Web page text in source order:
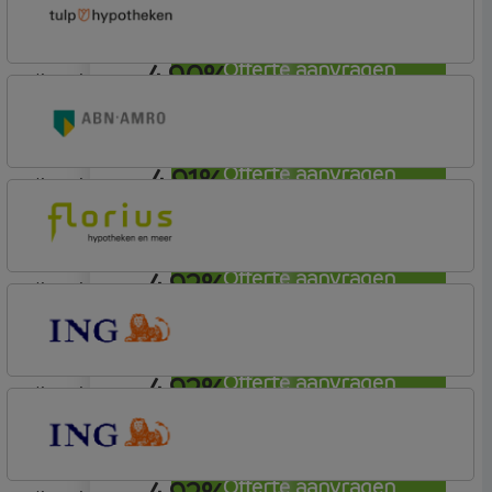
Offerte aanvragen
4,90%
Offerte aanvragen
Tulp Riant Hypotheek
lineair
4,91%
Offerte aanvragen
Tulp Compleet Hypotheken
lineair
4,92%
Offerte aanvragen
ABN AMRO Bank
Woning (Incl. Korting)
lineair
4,92%
Profijt twaalf
lineair
Basistarief